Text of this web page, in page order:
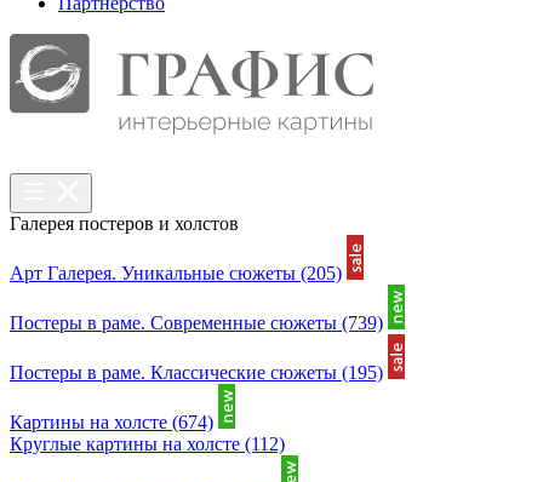
Галерея постеров и холстов
Арт Галерея. Уникальные сюжеты (205)
Постеры в раме. Современные сюжеты (739)
Постеры в раме. Классические сюжеты (195)
Картины на холсте (674)
Круглые картины на холсте (112)